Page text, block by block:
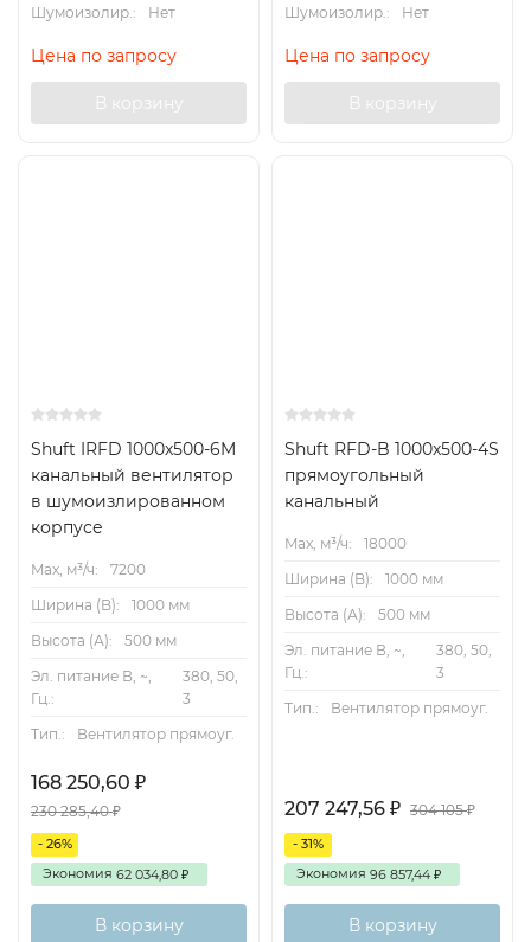
Шумоизолир.:
Нет
Цена по запросу
В корзину
Шумоизолир.:
Нет
Цена по запросу
В корзину
Shuft IRFD 1000x500-6M
канальный вентилятор
в шумоизлированном
корпусе
Max, м³/ч:
7200
Ширина (B):
1000 мм
Высота (А):
500 мм
Эл. питание В, ~,
Гц.:
380, 50,
3
Тип.:
Вентилятор прямоуг.
168 250,60 ₽
230 285,40₽
- 26%
Экономия 62 034,80 ₽
В корзину
Shuft RFD-B 1000x500-4S
прямоугольный
канальный
Max, м³/ч:
18000
Ширина (B):
1000 мм
Высота (А):
500 мм
Эл. питание В, ~,
Гц.:
380, 50,
3
Тип.:
Вентилятор прямоуг.
207 247,56 ₽ 304 105₽
- 31%
Экономия 96 857,44 ₽
В корзину